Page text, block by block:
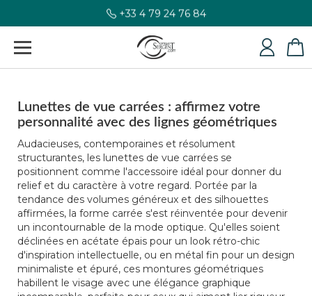
+33 4 79 24 76 84
Lunettes de vue carrées : affirmez votre
personnalité avec des lignes géométriques
Audacieuses, contemporaines et résolument
structurantes, les lunettes de vue carrées se
positionnent comme l'accessoire idéal pour donner du
relief et du caractère à votre regard. Portée par la
tendance des volumes généreux et des silhouettes
affirmées, la forme carrée s'est réinventée pour devenir
un incontournable de la mode optique. Qu'elles soient
déclinées en acétate épais pour un look rétro-chic
d'inspiration intellectuelle, ou en métal fin pour un design
minimaliste et épuré, ces montures géométriques
habillent le visage avec une élégance graphique